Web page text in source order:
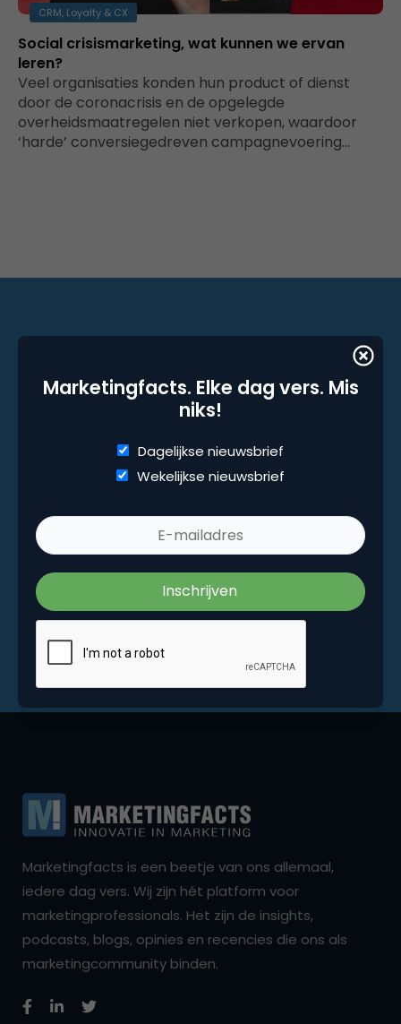
CRM, Loyalty & CX
Social crisismarketing, wat kunnen we ervan
leren?
Veel organisaties konden hun product of dienst
door de coronacrisis en de opgelegde
overheidsmaatregelen niet verkopen, waardoor
‘harde’ conversiegedreven campagnevoering…
Marketingfacts. Elke dag vers. Mis
niks!
Dagelijkse nieuwsbrief
Wekelijkse nieuwsbrief
Marketingfacts. Elke dag vers. Mis niks!
Dagelijkse nieuwsbrief
Marketingfacts is een beetje van ons allemaal,
iedere dag vers. Wij zijn hét platform voor
marketingprofessionals. Het zijn de insights,
podcasts, blogs, opinies en recencies die ons als
marketingcommunity binden.